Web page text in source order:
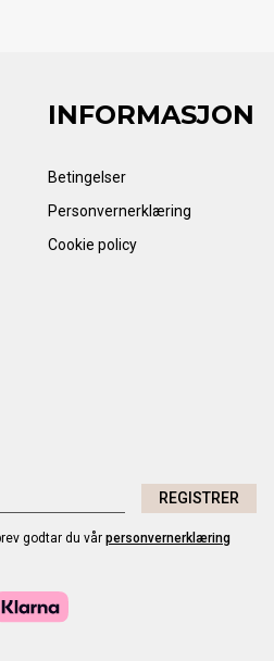
INFORMASJON
Betingelser
Personvernerklæring
Cookie policy
REGISTRER
godtar du vår personvernerklæring